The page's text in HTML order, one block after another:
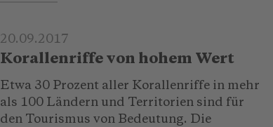
20.09.2017
Korallenriffe von hohem Wert
Etwa 30 Prozent aller Korallenriffe in mehr
als 100 Ländern und Territorien sind für
den Tourismus von Bedeutung. Die